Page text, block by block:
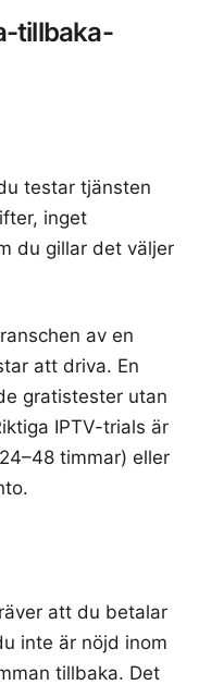
tillbaka-
testar tjänsten
inget
du gillar det väljer
av en
att driva. En
gratistester utan
IPTV-trials är
timmar) eller
att du betalar
inte är nöjd inom
tillbaka. Det